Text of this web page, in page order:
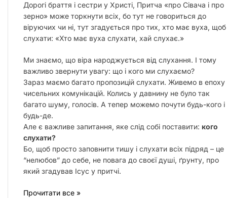
Дорогі браття і сестри у Христі, Притча «про Сівача і про
зерно» може торкнути всіх, бо тут не говориться до
віруючих чи ні, тут згадується про тих, хто має вуха, щоб
слухати: «Хто має вуха слухати, хай слухає.»
Ми знаємо, що віра народжується від слухання. І тому
важливо звернути увагу: що і кого ми слухаємо?
Зараз маємо багато пропозицій слухати. Живемо в епоху
чисельних комунікацій. Колись у давнину не було так
багато шуму, голосів. А тепер можемо почути будь-кого і
будь-де.
Але є важливе запитання, яке слід собі поставити: кого
слухати?
Бо, щоб просто заповнити тишу і слухати всіх підряд – це
“нелюбов” до себе, не повага до своєї душі, ґрунту, про
який згадував Ісус у притчі.
Прочитати все »